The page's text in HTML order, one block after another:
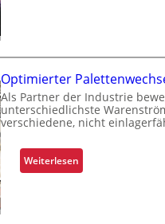
S
c
h
s
e
l
„
e
r
e
o
g
Optimierter
Als Partner der Industrie
unterschiedlichste
verschiedene, nicht
Weiterlesen
O